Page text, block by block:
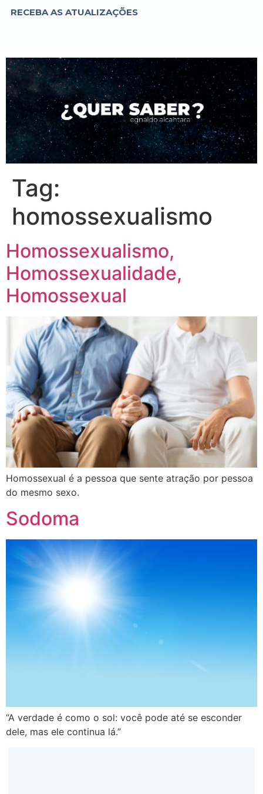
RECEBA AS ATUALIZAÇÕES
Tag:
homossexualismo
Homossexualismo,
Homossexualidade,
Homossexual
Homossexual é a pessoa que sente atração por pessoa
do mesmo sexo.
Sodoma
“A verdade é como o sol: você pode até se esconder
dele, mas ele continua lá.”